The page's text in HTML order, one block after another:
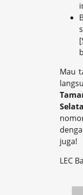
Mau
juga!
LEC